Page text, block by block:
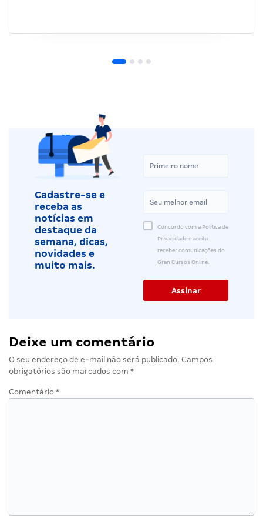
Cadastre-se e
receba as
notícias em
destaque da
semana, dicas,
novidades e
muito mais.
Concordo com a Política de
Privacidade e aceito
receber comunicações do
Gran Cursos Online.
Deixe um comentário
O seu endereço de e-mail não será publicado. Campos
obrigatórios são marcados com *
Comentário *